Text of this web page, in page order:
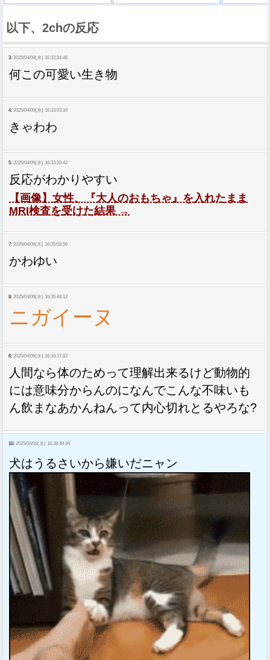
以下、2chの反応
3: 2025/04/09(水) 16:32:34.46
何この可愛い生き物
4: 2025/04/09(水) 16:33:03.16
きゃわわ
5: 2025/04/09(水) 16:33:20.42
反応がわかりやすい
【画像】女性、『大人のおもちゃ』を入れたまま
MRI検査を受けた結果 →
7: 2025/04/09(水) 16:35:03.56
かわゆい
8: 2025/04/09(水) 16:35:48.12
ニガイーヌ
6: 2025/04/09(水) 16:34:17.82
人間なら体のためって理解出来るけど動物的
には意味分からんのになんでこんな不味いも
ん飲まなあかんねんって内心切れとるやろな?
10: 2025/04/09(水) 16:38:49.94
犬はうるさいから嫌いだニャン